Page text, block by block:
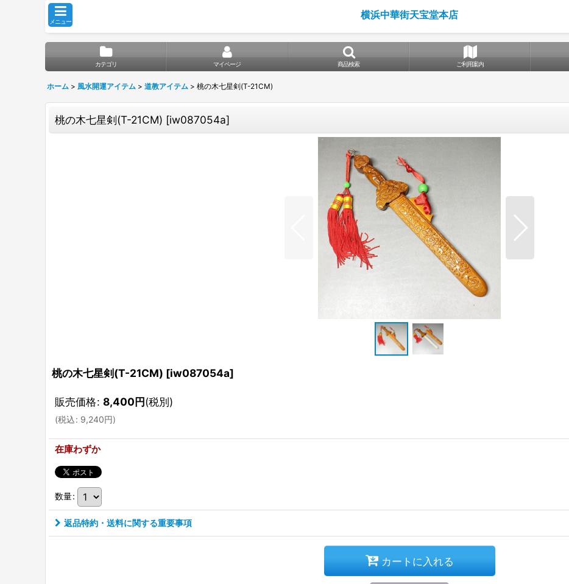
メニュー
横浜中華街天宝堂本店
カテゴリ マイページ 商品検索 ご利用案内
ホーム > 風水開運アイテム > 道教アイテム > 桃の木七星剣(T-21CM)
桃の木七星剣(T-21CM) [iw087054a]
桃の木七星剣(T-21CM) [iw087054a]
販売価格: 8,400円(税別)
(税込: 9,240円)
在庫わずか
数量:
返品特約・送料に関する重要事項
カートに入れる